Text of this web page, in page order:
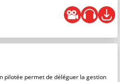
pilotée permet de déléguer la gestion